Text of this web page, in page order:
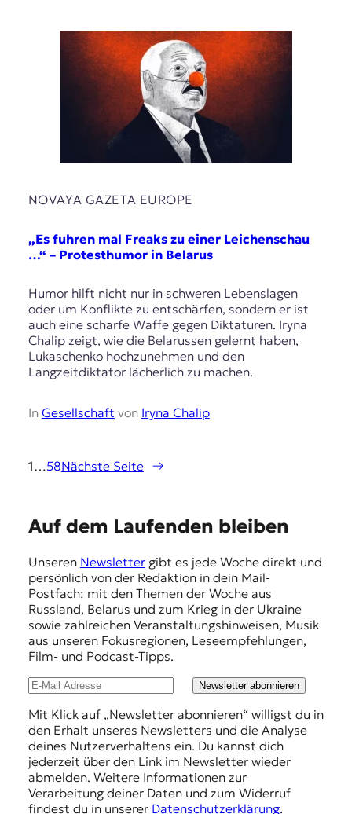
NOVAYA GAZETA EUROPE
„Es fuhren mal Freaks zu einer Leichenschau
…“ – Protesthumor in Belarus
Humor hilft nicht nur in schweren Lebenslagen
oder um Konflikte zu entschärfen, sondern er ist
auch eine scharfe Waffe gegen Diktaturen. Iryna
Chalip zeigt, wie die Belarussen gelernt haben,
Lukaschenko hochzunehmen und den
Langzeitdiktator lächerlich zu machen.
In Gesellschaft von Iryna Chalip
1 …58Nächste Seite →
Auf dem Laufenden bleiben
Unseren Newslettergibt es jede Woche direkt und
persönlich von der Redaktion in dein Mail-
Postfach: mit den Themen der Woche aus
Russland, Belarus und zum Krieg in der Ukraine
sowie zahlreichen Veranstaltungshinweisen, Musik
aus unseren Fokusregionen, Leseempfehlungen,
Film- und Podcast-Tipps.
Newsletter abonnieren
Mit Klick auf „Newsletter abonnieren“ willigst du in
den Erhalt unseres Newsletters und die Analyse
deines Nutzerverhaltens ein. Du kannst dich
jederzeit über den Link im Newsletter wieder
abmelden. Weitere Informationen zur
Verarbeitung deiner Daten und zum Widerruf
findest du in unserer Datenschutzerklärung.